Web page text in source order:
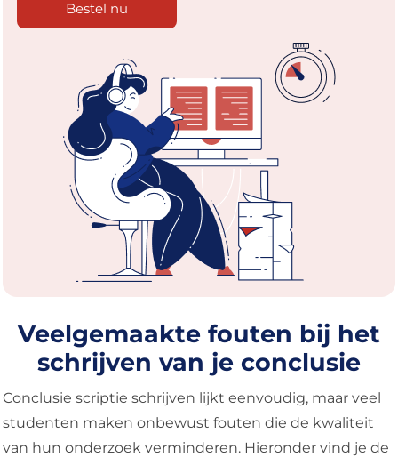
Bestel nu
Veelgemaakte fouten bij het
schrijven van je conclusie
Conclusie scriptie schrijven lijkt eenvoudig, maar veel
studenten maken onbewust fouten die de kwaliteit
van hun onderzoek verminderen. Hieronder vind je de